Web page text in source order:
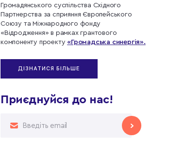
Громадянського суспільства Східного
Партнерства за сприяння Європейського
Союзу та Міжнародного фонду
«Відродження» в рамках грантового
компоненту проекту «Громадська синергія».
ДІЗНАТИСЯ БІЛЬШЕ
Приєднуйся до нас!